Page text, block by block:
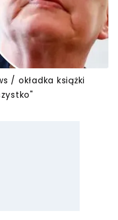
/ okładka książki